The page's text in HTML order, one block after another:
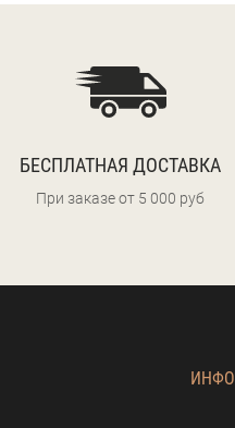
БЕСПЛАТНАЯ ДОСТАВКА
При заказе от 5 000 руб